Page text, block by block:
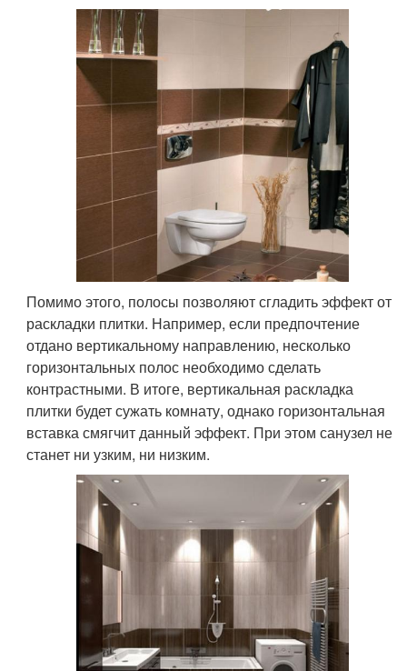
Помимо этого, полосы позволяют сгладить эффект от
раскладки плитки. Например, если предпочтение
отдано вертикальному направлению, несколько
горизонтальных полос необходимо сделать
контрастными. В итоге, вертикальная раскладка
плитки будет сужать комнату, однако горизонтальная
вставка смягчит данный эффект. При этом санузел не
станет ни узким, ни низким.